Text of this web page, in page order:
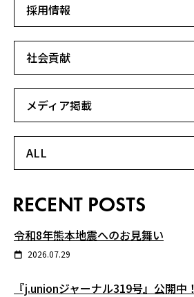
採用情報
社会貢献
メディア掲載
ALL
令和8年熊本地震へのお見舞い
2026.07.29
『j.unionジャーナル319号』公開中！